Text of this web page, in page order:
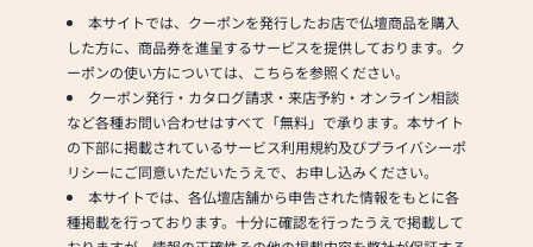
本サイトでは、クーポンを発行したお店で仏壇商品を購入
した方に、商品券を進呈するサービスを提供しております。ク
ーポンの使い方については、こちらを参照ください。
クーポン発行・カタログ請求・来店予約・オンライン相談
など各種お問い合わせはすべて「無料」で承ります。本サイト
の下部に掲載されているサービス利用規約及びプライバシーポ
リシーにご同意いただいたうえで、お申し込みください。
本サイトでは、各仏壇店舗から申告された情報をもとに各
種掲載を行っております。十分に確認を行ったうえで掲載して